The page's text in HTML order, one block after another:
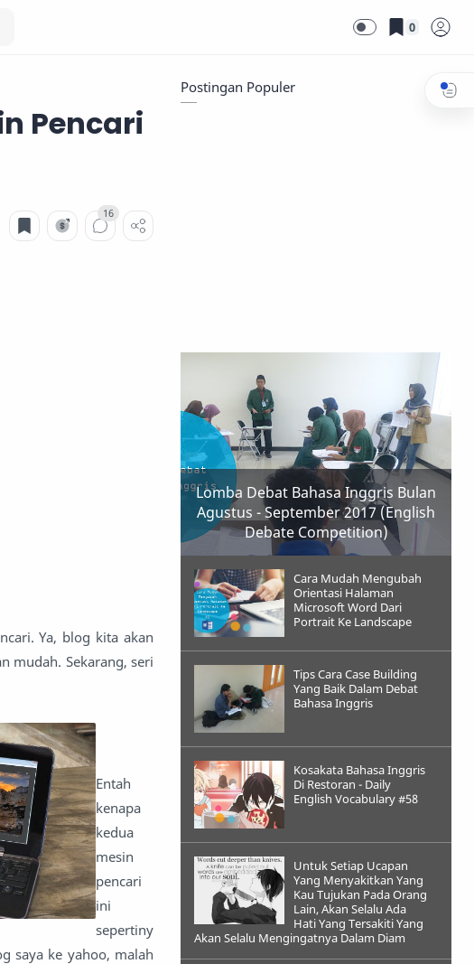
0
Pencari
Ya, blog kita akan
mudah. Sekarang, seri
Entah
kenapa
kedua
mesin
pencari
ini
sepertiny
saya ke yahoo, malah
Postingan Populer
Lomba Debat Bahasa Inggris Bulan
Agustus - September 2017 (English
Debate Competition)
Cara Mudah Mengubah
Orientasi Halaman
Microsoft Word Dari
Portrait Ke Landscape
Tips Cara Case Building
Yang Baik Dalam Debat
Bahasa Inggris
Kosakata Bahasa Inggris
Di Restoran - Daily
English Vocabulary #58
Untuk Setiap Ucapan
Yang Menyakitkan Yang
Kau Tujukan Pada Orang
Lain, Akan Selalu Ada
Hati Yang Tersakiti Yang
Akan Selalu Mengingatnya Dalam Diam